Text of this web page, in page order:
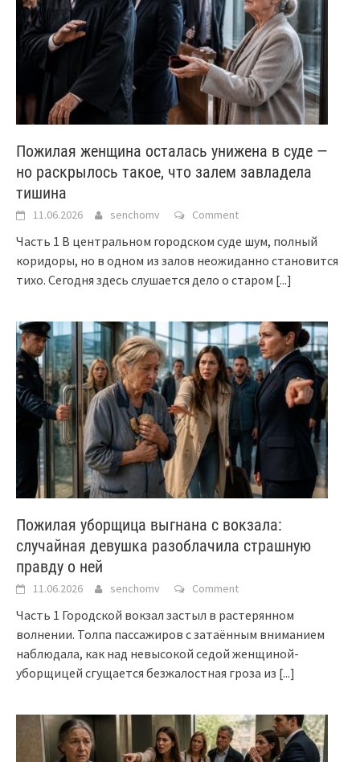
Пожилая женщина осталась унижена в суде —
но раскрылось такое, что залем завладела
тишина
11.06.2026 senchomv Comment
Часть 1 В центральном городском суде шум, полный
коридоры, но в одном из залов неожиданно становится
тихо. Сегодня здесь слушается дело о старом [...]
Пожилая уборщица выгнана с вокзала:
случайная девушка разоблачила страшную
правду о ней
11.06.2026 senchomv Comment
Часть 1 Городской вокзал застыл в растерянном
волнении. Толпа пассажиров с затаённым вниманием
наблюдала, как над невысокой седой женщиной-
уборщицей сгущается безжалостная гроза из [...]